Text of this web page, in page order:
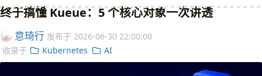
终于搞懂 Kueue：5 个核心对象一次讲透
意琦行 发布于 2026-06-30 22:00:00
收录于
Kubernetes AI